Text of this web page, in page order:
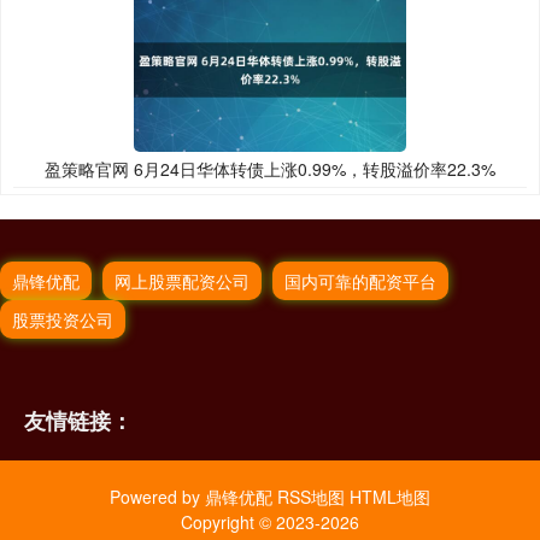
盈策略官网 6月24日华体转债上涨0.99%，转股溢价率22.3%
鼎锋优配 网上股票配资公司
国内可靠的配资平台
股票投资公司
友情链接：
Powered by 鼎锋优配 RSS地图 HTML地图
Copyright © 2023-2026